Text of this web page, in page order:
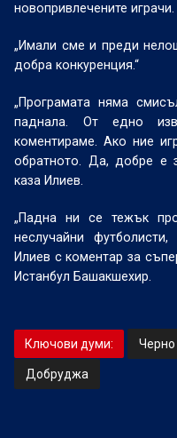
новопривлечените играчи.
„Имали сме и преди
добра конкуренция.“
„Програмата няма
паднала. От едно
коментираме. Ако ние
обратното. Да, добре е
каза Илиев.
„Падна ни се тежък
неслучайни
Илиев с коментар за
Истанбул Башакшехир.
Ключови думи:
Добруджа